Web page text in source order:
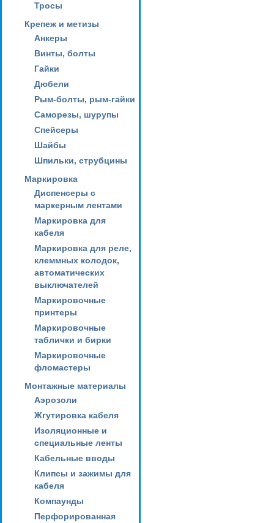
Тросы
Крепеж и метизы
Анкеры
Винты, болты
Гайки
Дюбели
Рым-болты, рым-гайки
Саморезы, шурупы
Спейсеры
Шайбы
Шпильки, струбцины
Маркировка
Диспенсеры с
маркерным лентами
Маркировка для
кабеля
Маркировка для реле,
клеммных колодок,
автоматических
выключателей
Маркировочные
принтеры
Маркировочные
таблички и бирки
Маркировочные
фломастеры
Монтажные материалы
Аэрозоли
Жгутировка кабеля
Изоляционные и
специальные ленты
Кабельные вводы
Клипсы и зажимы для
кабеля
Компаунды
Перфорированная